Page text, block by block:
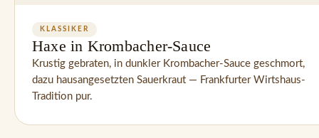
KLASSIKER
Haxe in Krombacher-Sauce
Krustig gebraten, in dunkler Krombacher-Sauce geschmort,
dazu hausangesetzten Sauerkraut — Frankfurter Wirtshaus-
Tradition pur.